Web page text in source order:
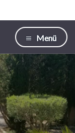
Menü